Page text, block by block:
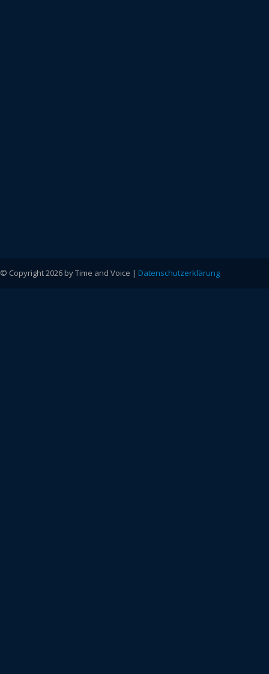
© Copyright 2026 by Time and Voice | Datenschutzerklärung